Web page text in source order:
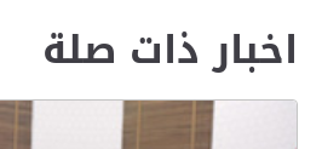
اخبار ذات صلة